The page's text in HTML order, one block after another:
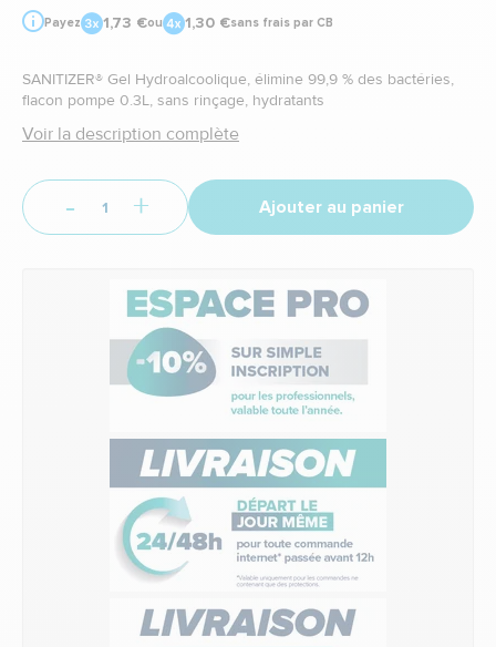
Payez 1,73 €ou 1,30 €sans frais par CB
SANITIZER® Gel Hydroalcoolique, élimine 99,9 % des bactéries,
flacon pompe 0.3L, sans rinçage, hydratants
Voir la description complète
- + Ajouter au panier